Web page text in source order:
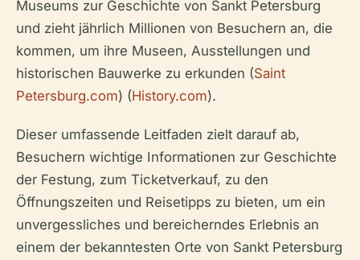
Museums zur Geschichte von Sankt Petersburg
und zieht jährlich Millionen von Besuchern an, die
kommen, um ihre Museen, Ausstellungen und
historischen Bauwerke zu erkunden (Saint
Petersburg.com) (History.com).
Dieser umfassende Leitfaden zielt darauf ab,
Besuchern wichtige Informationen zur Geschichte
der Festung, zum Ticketverkauf, zu den
Öffnungszeiten und Reisetipps zu bieten, um ein
unvergessliches und bereicherndes Erlebnis an
einem der bekanntesten Orte von Sankt Petersburg